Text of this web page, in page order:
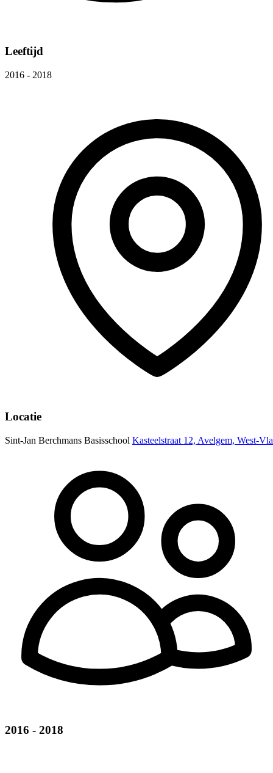
Leeftijd
2016 - 2018
Locatie
Sint-Jan Berchmans Basisschool Kasteelstraat 12, Avelgem, West-
2016 - 2018